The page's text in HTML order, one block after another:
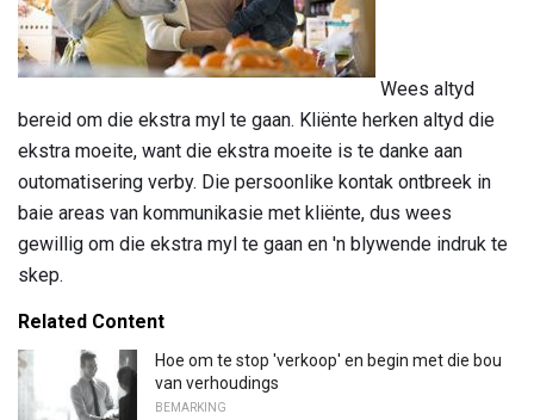
Wees altyd
bereid om die ekstra myl te gaan. Kliënte herken altyd die
ekstra moeite, want die ekstra moeite is te danke aan
outomatisering verby. Die persoonlike kontak ontbreek in
baie areas van kommunikasie met kliënte, dus wees
gewillig om die ekstra myl te gaan en 'n blywende indruk te
skep.
Related Content
Hoe om te stop 'verkoop' en begin met die bou
van verhoudings
BEMARKING